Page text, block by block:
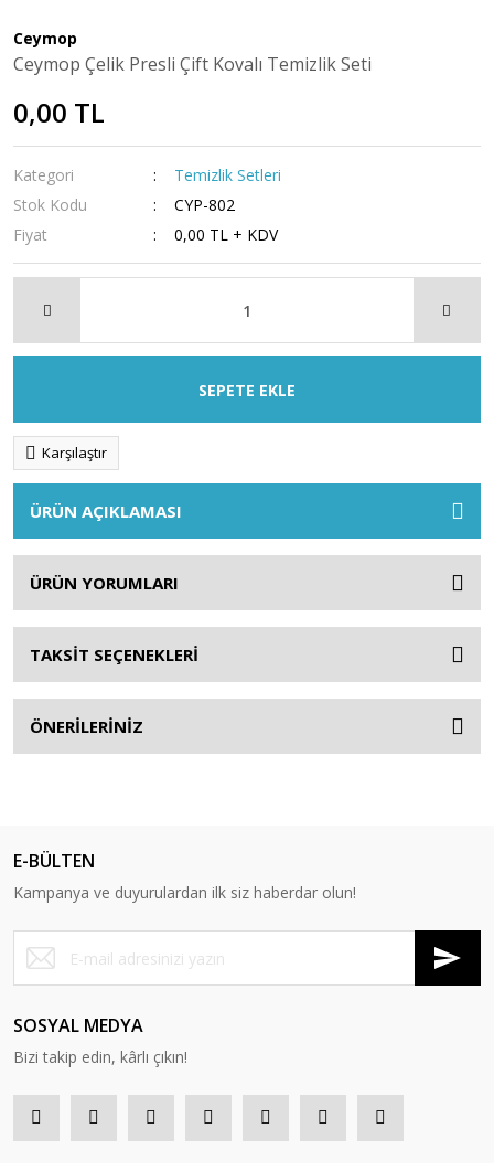
Ceymop
Ceymop Çelik Presli Çift Kovalı Temizlik Seti
0,00 TL
Kategori
Temizlik Setleri
Stok Kodu
CYP-802
Fiyat
0,00 TL + KDV
SEPETE EKLE
Karşılaştır
ÜRÜN AÇIKLAMASI
ÜRÜN YORUMLARI
TAKSİT SEÇENEKLERİ
ÖNERİLERİNİZ
E-BÜLTEN
Kampanya ve duyurulardan ilk siz haberdar olun!
SOSYAL MEDYA
Bizi takip edin, kârlı çıkın!